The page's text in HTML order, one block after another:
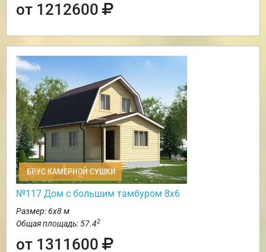
от 1212600
БРУС КАМЕРНОЙ СУШКИ
№117 Дом с большим тамбуром 8х6
Размер: 6х8 м
Общая площадь: 57.42
от 1311600